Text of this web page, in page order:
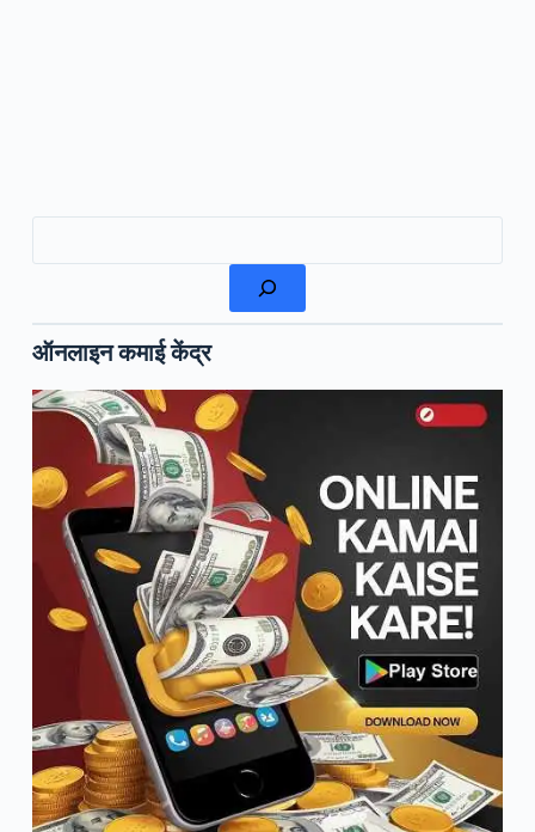
ऑनलाइन कमाई केंद्र